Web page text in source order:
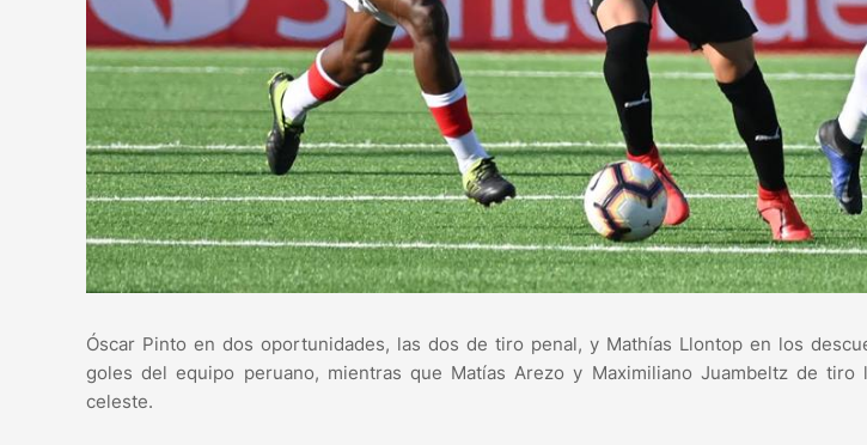
Óscar Pinto en dos oportunidades, las dos de tiro penal, y Mathías Llontop en los
goles del equipo peruano, mientras que Matías Arezo y Maximiliano Juambeltz de
celeste.